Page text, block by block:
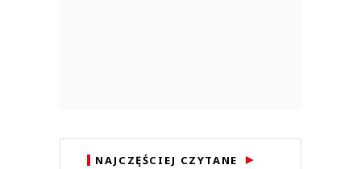
NAJCZĘŚCIEJ CZYTANE